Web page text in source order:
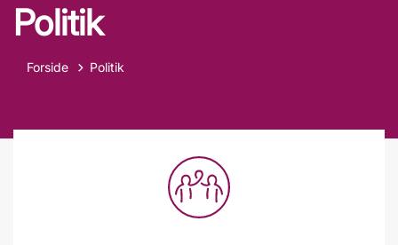
Politik
Forside Politik